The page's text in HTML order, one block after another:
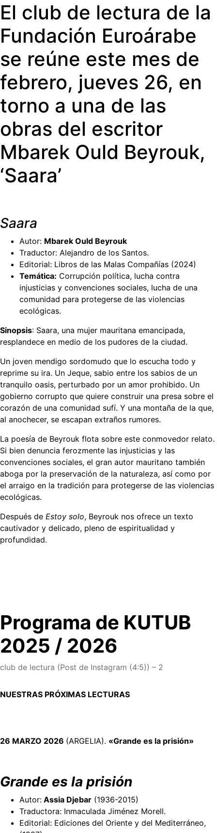
El club de lectura de la
Fundación Euroárabe
se reúne este mes de
febrero, jueves 26, en
torno a una de las
obras del escritor
Mbarek Ould Beyrouk,
‘Saara’
Saara
Autor: Mbarek Ould Beyrouk
Traductor: Alejandro de los Santos.
Editorial: Libros de las Malas Compañías (2024)
Temática: Corrupción política, lucha contra
injusticias y convenciones sociales, lucha de una
comunidad para protegerse de las violencias
ecológicas.
Sinopsis: Saara, una mujer mauritana emancipada,
resplandece en medio de los pudores de la ciudad.
Un joven mendigo sordomudo que lo escucha todo y
reprime su ira. Un Jeque, sabio entre los sabios de un
tranquilo oasis, perturbado por un amor prohibido. Un
gobierno corrupto que quiere construir una presa sobre el
corazón de una comunidad sufí. Y una montaña de la que,
al anochecer, se escapan extraños rumores.
La poesía de Beyrouk flota sobre este conmovedor relato.
Si bien denuncia ferozmente las injusticias y las
convenciones sociales, el gran autor mauritano también
aboga por la preservación de la naturaleza, así como por
el arraigo en la tradición para protegerse de las violencias
ecológicas.
Después de Estoy solo, Beyrouk nos ofrece un texto
cautivador y delicado, pleno de espiritualidad y
profundidad.
Programa de KUTUB
2025 / 2026
club de lectura (Post de Instagram (4:5)) – 2
NUESTRAS PRÓXIMAS LECTURAS
26 MARZO 2026 (ARGELIA). «Grande es la prisión»
Grande es la prisión
Autor: Assia Djebar (1936-2015)
Traductora: Inmaculada Jiménez Morell.
Editorial: Ediciones del Oriente y del Mediterráneo,